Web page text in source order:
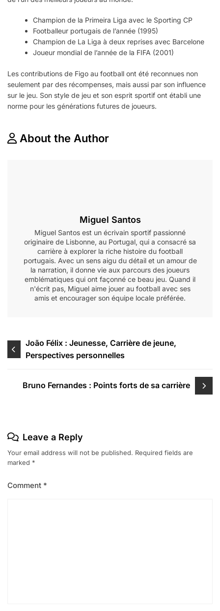
Champion de la Primeira Liga avec le Sporting CP
Footballeur portugais de l’année (1995)
Champion de La Liga à deux reprises avec Barcelone
Joueur mondial de l’année de la FIFA (2001)
Les contributions de Figo au football ont été reconnues non
seulement par des récompenses, mais aussi par son influence
sur le jeu. Son style de jeu et son esprit sportif ont établi une
norme pour les générations futures de joueurs.
About the Author
Miguel Santos
Miguel Santos est un écrivain sportif passionné
originaire de Lisbonne, au Portugal, qui a consacré sa
carrière à explorer la riche histoire du football
portugais. Avec un sens aigu du détail et un amour de
la narration, il donne vie aux parcours des joueurs
emblématiques qui ont façonné ce beau jeu. Quand il
n'écrit pas, Miguel aime jouer au football avec ses
amis et encourager son équipe locale préférée.
Post
navigation
João Félix : Jeunesse, Carrière de jeune,
Perspectives personnelles
Bruno Fernandes : Points forts de sa carrière
Leave a Reply
Your email address will not be published. Required fields are
marked *
Comment *